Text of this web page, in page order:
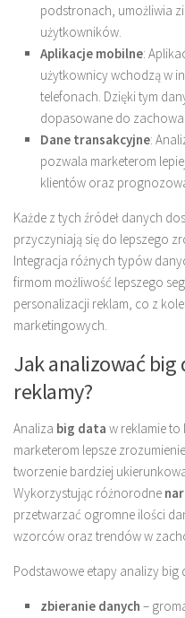
podstronach, umożliwia
użytkowników.
Aplikacje mobilne:
użytkownicy wchodzą w
telefonach. Dzięki tym
dopasowane do
Dane transakcyjne:
pozwala marketerom
klientów oraz
Każde z tych źródeł danych
przyczyniają się do lepszego
Integracja różnych typów
firmom możliwość lepszego
personalizacji reklam, co z
marketingowych.
Jak analizować big
reklamy?
Analiza big data w reklamie
marketerom lepsze
tworzenie bardziej
Wykorzystując różnorodne
przetwarzać ogromne ilości
wzorców oraz trendów w
Podstawowe etapy analizy big
zbieranie danych –